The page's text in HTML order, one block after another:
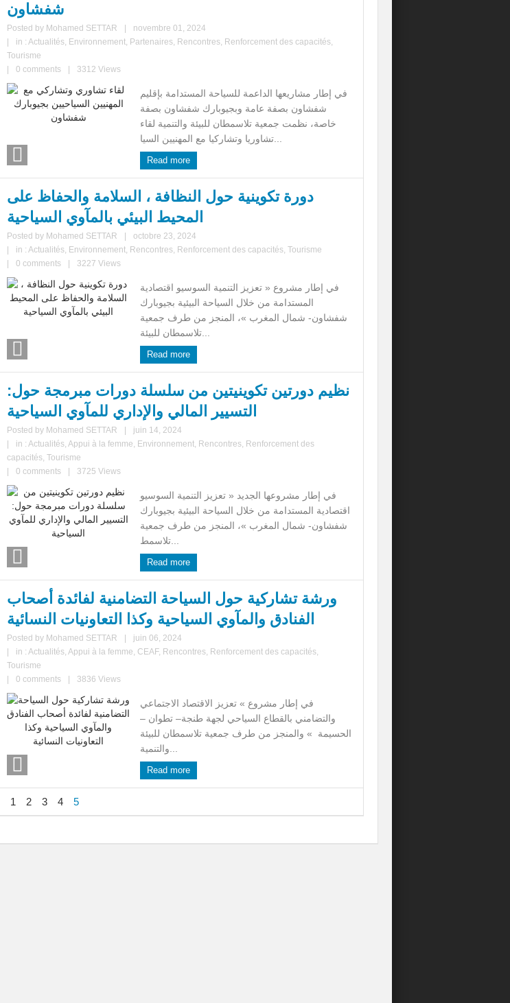
شفشاون
Posted by Mohamed SETTAR
novembre 01, 2024
in : Actualités, Environnement, Partenaires, Rencontres, Renforcement des capacités,
Tourisme
0 comments 3312 Views
في إطار مشاريعها الداعمة للسياحة المستدامة بإقليم
شفشاون بصفة عامة وبجيوبارك شفشاون بصفة
خاصة، نظمت جمعية تلاسمطان للبيئة والتنمية لقاء
Read more
دورة تكوينية حول النظافة ، السلامة والحفاظ على
المحيط البيئي بالمآوي السياحية
Posted by Mohamed SETTAR
octobre 23, 2024
in : Actualités, Environnement, Rencontres, Renforcement des capacités, Tourisme
0 comments 3227 Views
في إطار مشروع « تعزيز التنمية السوسيو اقتصادية
المستدامة من خلال السياحة البيئية بجيوبارك
شفشاون- شمال المغرب »، المنجز من طرف جمعية
Read more
نظيم دورتين تكوينيتين من سلسلة دورات مبرمجة حول:
التسيير المالي والإداري للمآوي السياحية
Posted by Mohamed SETTAR
juin 14, 2024
in : Actualités, Appui à la femme, Environnement, Rencontres, Renforcement des
capacités, Tourisme
0 comments 3725 Views
في إطار مشروعها الجديد « تعزيز التنمية السوسيو
اقتصادية المستدامة من خلال السياحة البيئية بجيوبارك
شفشاون- شمال المغرب »، المنجز من طرف جمعية
Read more
ورشة تشاركية حول السياحة التضامنية لفائدة أصحاب
الفنادق والمآوي السياحية وكذا التعاونيات النسائية
Posted by Mohamed SETTAR
juin 06, 2024
in : Actualités, Appui à la femme, CEAF, Rencontres, Renforcement des capacités,
Tourisme
0 comments 3836 Views
في إطار مشروع » تعزيز الاقتصاد الاجتماعي
والتضامني بالقطاع السياحي لجهة طنجة– تطوان –
الحسيمة » والمنجز من طرف جمعية تلاسمطان للبيئة
Read more
1 2 3 4 5